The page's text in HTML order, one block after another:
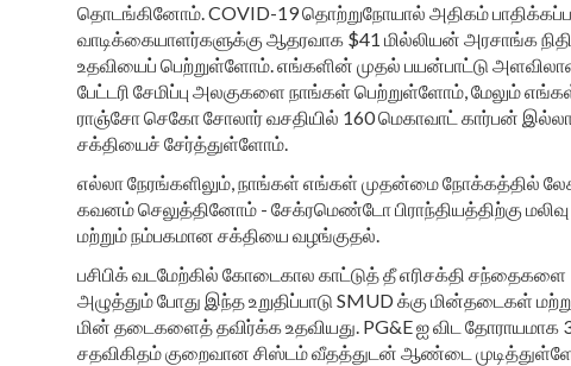
தொடங்கினோம். COVID-19 தொற்றுநோயால் அதிகம்
வாடிக்கையாளர்களுக்கு ஆதரவாக $41 மில்லியன் அரசாங்க நிதி
உதவியைப் பெற்றுள்ளோம். எங்களின் முதல் பயன்பாட்டு
பேட்டரி சேமிப்பு அலகுகளை நாங்கள் பெற்றுள்ளோம், மேலும்
ராஞ்சோ செகோ சோலார் வசதியில் 160 மெகாவாட் கார்பன்
சக்தியைச் சேர்த்துள்ளோம்.
எல்லா நேரங்களிலும், நாங்கள் எங்கள் முதன்மை நோக்கத்தில்
கவனம் செலுத்தினோம் - சேக்ரமெண்டோ பிராந்தியத்திற்கு மலிவு
மற்றும் நம்பகமான சக்தியை வழங்குதல்.
பசிபிக் வடமேற்கில் கோடைகால காட்டுத் தீ எரிசக்தி சந்தைகளை
அழுத்தும் போது இந்த உறுதிப்பாடு SMUD க்கு மின்தடைகள்
மின் தடைகளைத் தவிர்க்க உதவியது. PG&E ஐ விட தோராயமாக
சதவிகிதம் குறைவான சிஸ்டம் வீதத்துடன் ஆண்டை